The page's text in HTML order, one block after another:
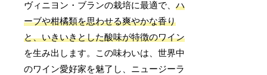
ヴィニヨン・ブランの栽培に最適で、ハ
ーブや柑橘類を思わせる爽やかな香り
と、いきいきとした酸味が特徴のワイン
を生み出します。この味わいは、世界中
のワイン愛好家を魅了し、ニュージーラ